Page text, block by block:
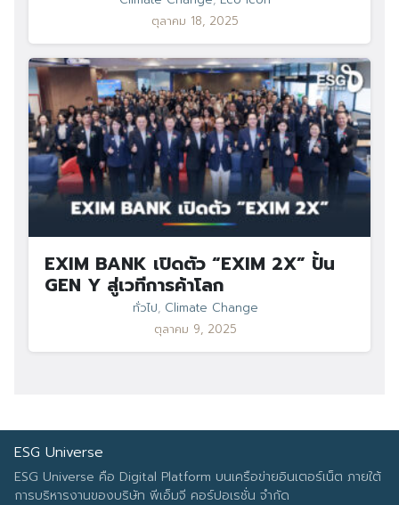
ตุลาคม 18, 2025
EXIM BANK เปิดตัว “EXIM 2X” ปั้น
GEN Y สู่เวทีการค้าโลก
ทั่วไป, Climate Change
ตุลาคม 9, 2025
ESG Universe
ESG Universe คือ Digital Platform บนเครือข่ายอินเตอร์เน็ต ภายใต้
การบริหารงานของบริษัท พีเอ็มจี คอร์ปอเรชั่น จำกัด